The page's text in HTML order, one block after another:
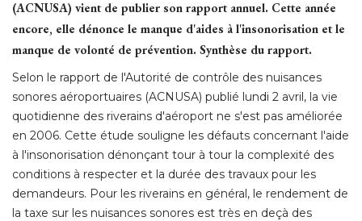
(ACNUSA) vient de publier son rapport annuel. Cette année
encore, elle dénonce le manque d'aides à l'insonorisation et le
manque de volonté de prévention. Synthèse du rapport.
Selon le rapport de l'Autorité de contrôle des nuisances
sonores aéroportuaires (ACNUSA) publié lundi 2 avril, la vie
quotidienne des riverains d'aéroport ne s'est pas améliorée
en 2006. Cette étude souligne les défauts concernant l'aide
à l'insonorisation dénonçant tour à tour la complexité des
conditions à respecter et la durée des travaux pour les
demandeurs. Pour les riverains en général, le rendement de
la taxe sur les nuisances sonores est très en deçà des